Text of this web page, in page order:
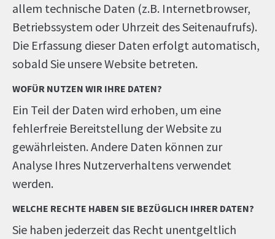
allem technische Daten (z.B. Internetbrowser,
Betriebssystem oder Uhrzeit des Seitenaufrufs).
Die Erfassung dieser Daten erfolgt automatisch,
sobald Sie unsere Website betreten.
WOFÜR NUTZEN WIR IHRE DATEN?
Ein Teil der Daten wird erhoben, um eine
fehlerfreie Bereitstellung der Website zu
gewährleisten. Andere Daten können zur
Analyse Ihres Nutzerverhaltens verwendet
werden.
WELCHE RECHTE HABEN SIE BEZÜGLICH IHRER DATEN?
Sie haben jederzeit das Recht unentgeltlich